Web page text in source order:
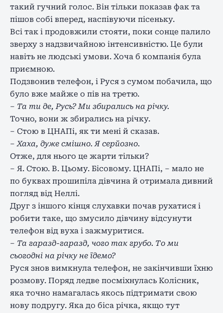
такий гучний голос. Він тільки показав фак та
пішов собі вперед, наспівуючи пісеньку.
Всі так і продовжили стояти, поки сонце палило
зверху з надзвичайною інтенсивністю. Це були
навіть не людські умови. Хоча б компанія була
приємною.
Подзвонив телефон, і Руся з сумом побачила, що
було вже майже о пів на третю.
– Та ти де, Русь? Ми збирались на річку.
Точно, вони ж збирались на річку.
– Стою в ЦНАПі, як ти мені й сказав.
– Хаха, дуже смішно. Я серйозно.
Отже, для нього це жарти тільки?
– Я. Стою. В. Цьому. Бісовому. ЦНАПі, – мало не
по буквах прошипіла дівчина й отримала дивний
погляд від Неллі.
Друг з іншого кінця слухавки почав рухатися і
робити таке, що змусило дівчину відсунути
телефон від вуха і зажмуритися.
– Та гаразд-гаразд, чого так грубо. То ми
сьогодні на річку не їдемо?
Руся знов вимкнула телефон, не закінчивши їхню
розмову. Поряд ледве посміхнулась Колісник,
яка точно намагалась якось підтримати свою
нову подругу. Яка до біса річка, якщо тут